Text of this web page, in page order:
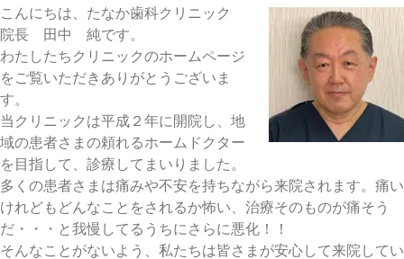
こんにちは、たなか歯科クリニック
院長 田中 純です。
わたしたちクリニックのホームページ
をご覧いただきありがとうございま
す。
当クリニックは平成２年に開院し、地
域の患者さまの頼れるホームドクター
を目指して、診療してまいりました。
多くの患者さまは痛みや不安を持ちながら来院されます。痛い
けれどもどんなことをされるか怖い、治療そのものが痛そう
だ・・・と我慢してるうちにさらに悪化！！
そんなことがないよう、私たちは皆さまが安心して来院してい